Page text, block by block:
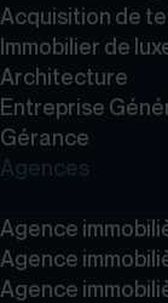
Acquisition de
Immobilier de
Architecture
Entreprise
Gérance
Agences
Agence
Agence
Agence